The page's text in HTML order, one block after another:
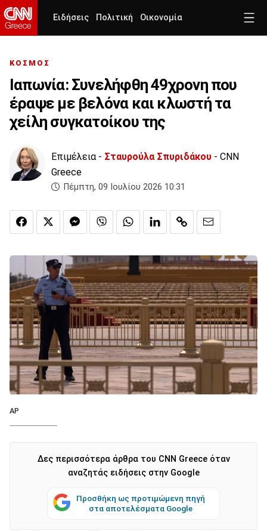
Ειδήσεις Πολιτική Οικονομία
ΚΟΣΜΟΣ
Ιαπωνία: Συνελήφθη 49χρονη που
έραψε με βελόνα και κλωστή τα
χείλη συγκατοίκου της
Επιμέλεια - Σταυρούλα Σπυριδάκου - CNN
Greece
Πέμπτη, 09 Ιουλίου 2026 10:31
AP
Δες περισσότερα άρθρα του CNN Greece όταν
αναζητάς ειδήσεις στην Google
Προσθήκη ως προτιμώμενη πηγή
στα αποτελέσματα Google